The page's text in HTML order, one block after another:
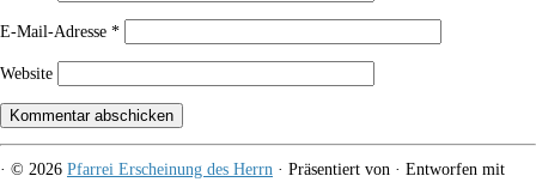
E-Mail-Adresse *
Website
· © 2026 Pfarrei Erscheinung des Herrn · Präsentiert von · Entworfen mit